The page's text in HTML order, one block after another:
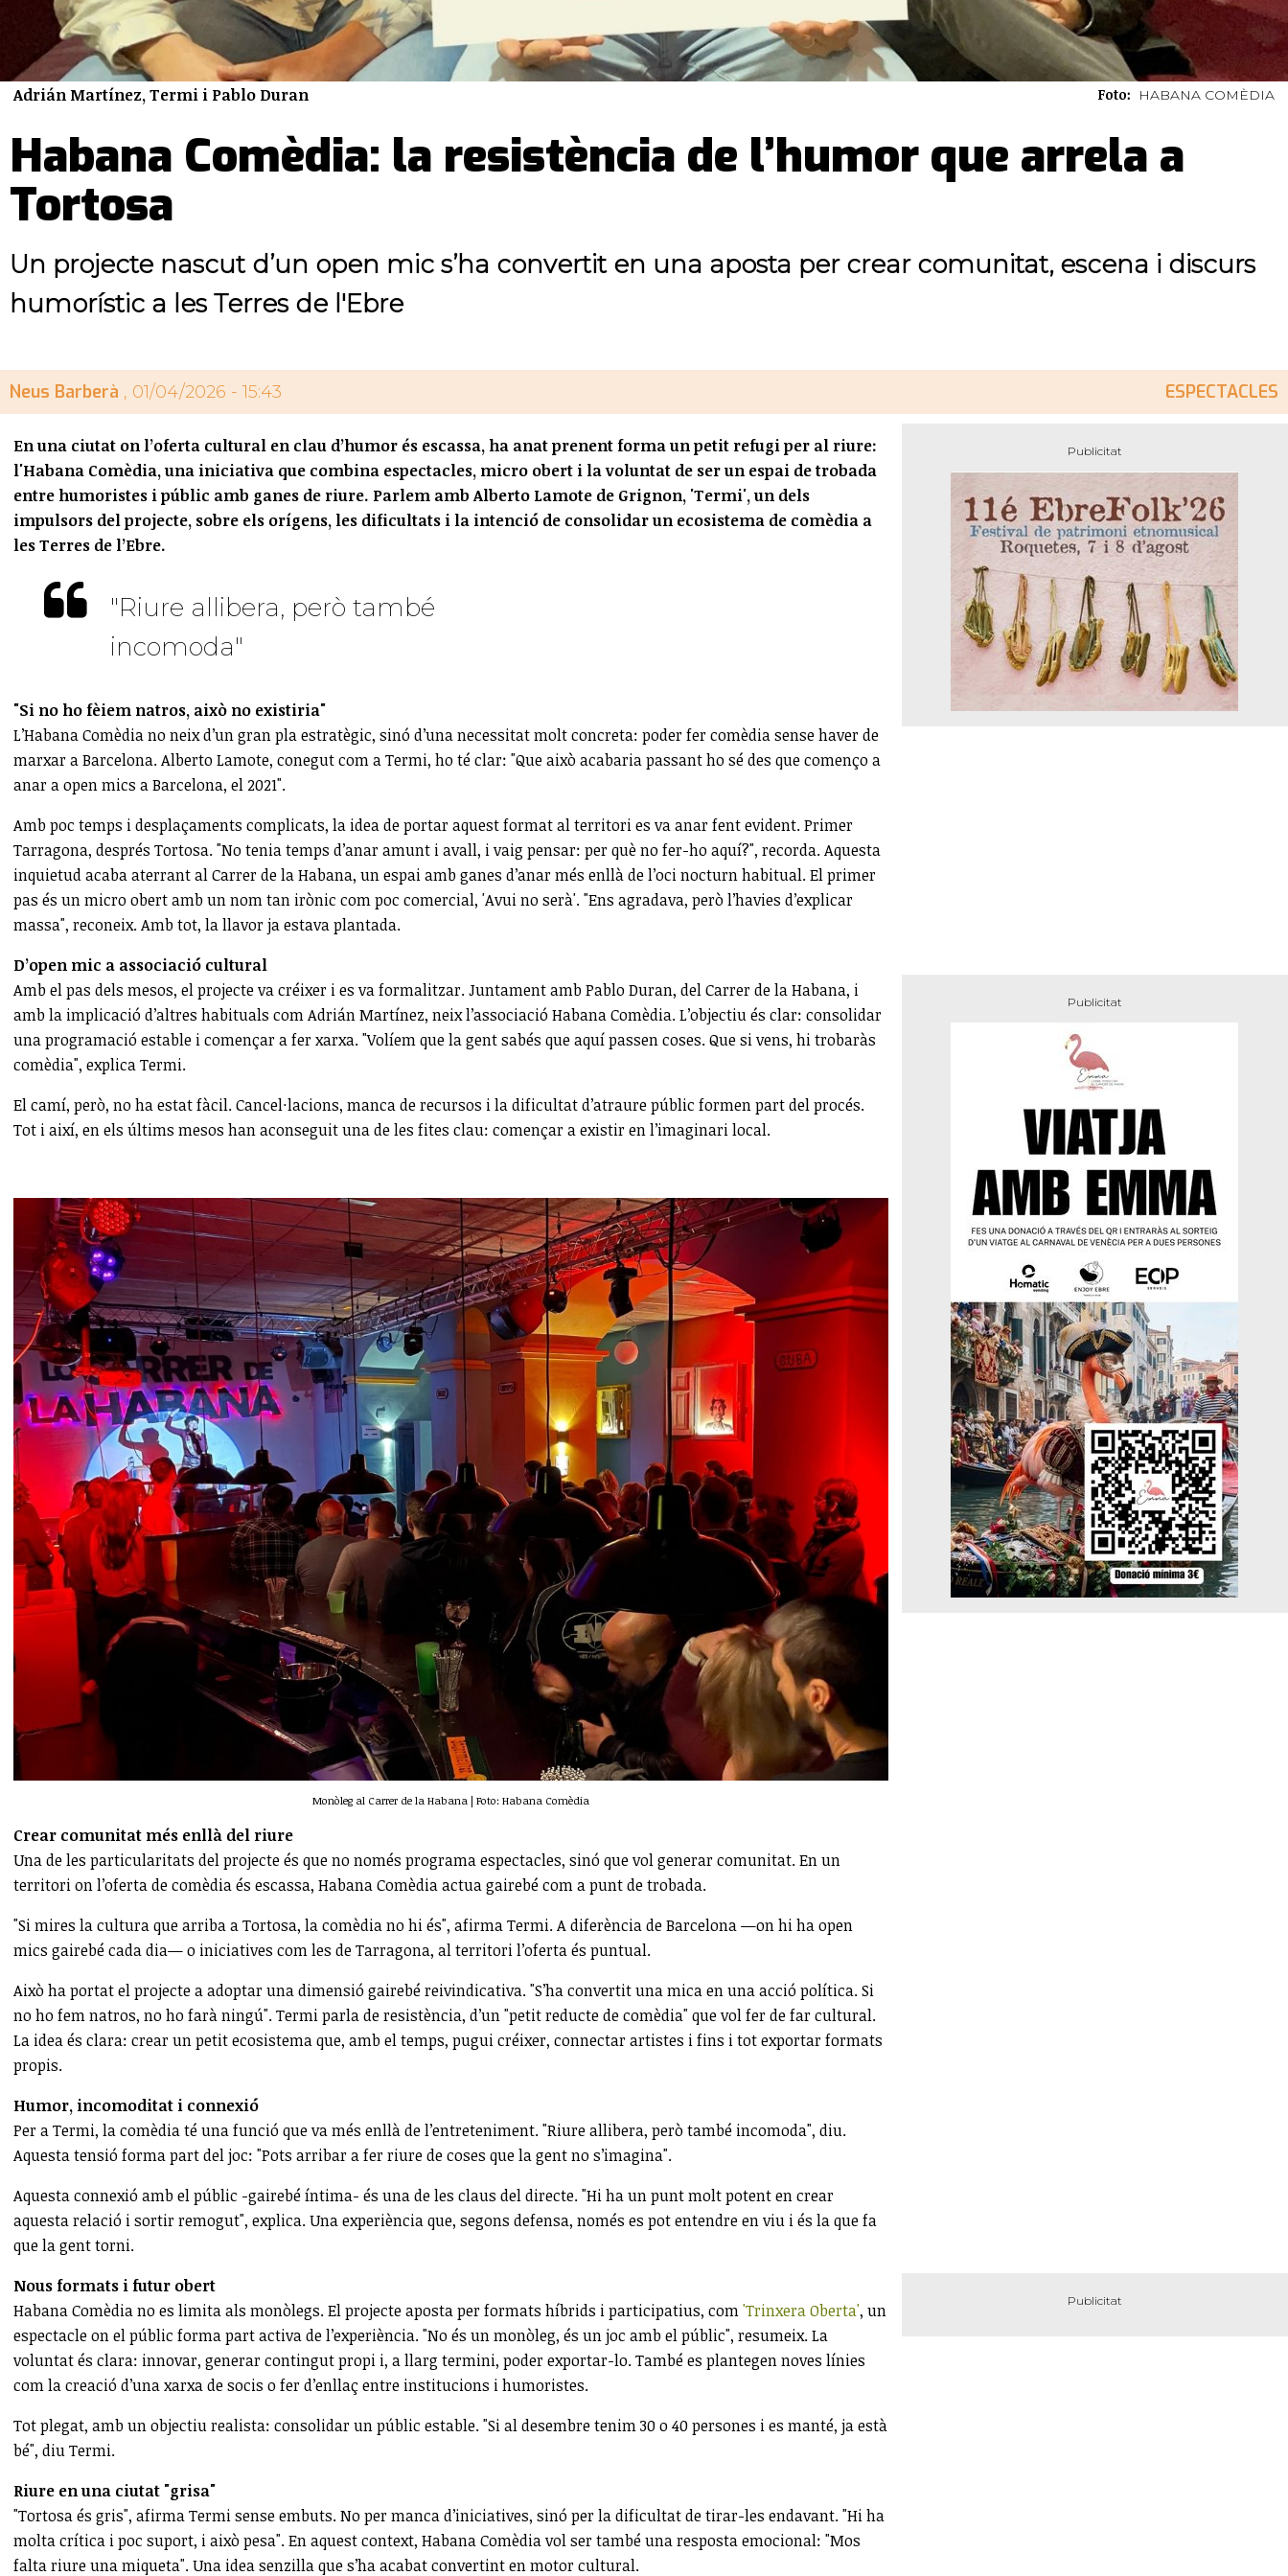
Foto: HABANA COMÈDIA
Adrián Martínez, Termi i Pablo Duran
Habana Comèdia: la resistència de l’humor que arrela a
Tortosa
Un projecte nascut d’un open mic s’ha convertit en una aposta per crear comunitat, escena i discurs
humorístic a les Terres de l'Ebre
Neus Barberà , 01/04/2026 - 15:43 ESPECTACLES
En una ciutat on l’oferta cultural en clau d’humor és escassa, ha anat prenent forma un petit refugi per al riure:
l'Habana Comèdia, una iniciativa que combina espectacles, micro obert i la voluntat de ser un espai de trobada
entre humoristes i públic amb ganes de riure. Parlem amb Alberto Lamote de Grignon, 'Termi', un dels
impulsors del projecte, sobre els orígens, les dificultats i la intenció de consolidar un ecosistema de comèdia a
les Terres de l’Ebre.
"Riure allibera, però també
incomoda"
"Si no ho fèiem natros, això no existiria"
L’Habana Comèdia no neix d’un gran pla estratègic, sinó d’una necessitat molt concreta: poder fer comèdia sense haver de
marxar a Barcelona. Alberto Lamote, conegut com a Termi, ho té clar: "Que això acabaria passant ho sé des que començo a
anar a open mics a Barcelona, el 2021".
Amb poc temps i desplaçaments complicats, la idea de portar aquest format al territori es va anar fent evident. Primer
Tarragona, després Tortosa. "No tenia temps d’anar amunt i avall, i vaig pensar: per què no fer-ho aquí?", recorda. Aquesta
inquietud acaba aterrant al Carrer de la Habana, un espai amb ganes d’anar més enllà de l’oci nocturn habitual. El primer
pas és un micro obert amb un nom tan irònic com poc comercial, 'Avui no serà'. "Ens agradava, però l’havies d’explicar
massa", reconeix. Amb tot, la llavor ja estava plantada.
D’open mic a associació cultural
Amb el pas dels mesos, el projecte va créixer i es va formalitzar. Juntament amb Pablo Duran, del Carrer de la Habana, i
amb la implicació d’altres habituals com Adrián Martínez, neix l’associació Habana Comèdia. L’objectiu és clar: consolidar
una programació estable i començar a fer xarxa. "Volíem que la gent sabés que aquí passen coses. Que si vens, hi trobaràs
comèdia", explica Termi.
El camí, però, no ha estat fàcil. Cancel·lacions, manca de recursos i la dificultat d’atraure públic formen part del procés.
Tot i així, en els últims mesos han aconseguit una de les fites clau: començar a existir en l’imaginari local.
Monòleg al Carrer de la Habana | Foto: Habana Comèdia
Crear comunitat més enllà del riure
Una de les particularitats del projecte és que no només programa espectacles, sinó que vol generar comunitat. En un
territori on l’oferta de comèdia és escassa, Habana Comèdia actua gairebé com a punt de trobada.
"Si mires la cultura que arriba a Tortosa, la comèdia no hi és", afirma Termi. A diferència de Barcelona —on hi ha open
mics gairebé cada dia— o iniciatives com les de Tarragona, al territori l’oferta és puntual.
Això ha portat el projecte a adoptar una dimensió gairebé reivindicativa. "S’ha convertit una mica en una acció política. Si
no ho fem natros, no ho farà ningú". Termi parla de resistència, d’un "petit reducte de comèdia" que vol fer de far cultural.
La idea és clara: crear un petit ecosistema que, amb el temps, pugui créixer, connectar artistes i fins i tot exportar formats
propis.
Humor, incomoditat i connexió
Per a Termi, la comèdia té una funció que va més enllà de l’entreteniment. "Riure allibera, però també incomoda", diu.
Aquesta tensió forma part del joc: "Pots arribar a fer riure de coses que la gent no s’imagina".
Aquesta connexió amb el públic -gairebé íntima- és una de les claus del directe. "Hi ha un punt molt potent en crear
aquesta relació i sortir remogut", explica. Una experiència que, segons defensa, només es pot entendre en viu i és la que fa
que la gent torni.
Nous formats i futur obert
Habana Comèdia no es limita als monòlegs. El projecte aposta per formats híbrids i participatius, com'Trinxera Oberta', un
espectacle on el públic forma part activa de l’experiència. "No és un monòleg, és un joc amb el públic", resumeix. La
voluntat és clara: innovar, generar contingut propi i, a llarg termini, poder exportar-lo. També es plantegen noves línies
com la creació d’una xarxa de socis o fer d’enllaç entre institucions i humoristes.
Tot plegat, amb un objectiu realista: consolidar un públic estable. "Si al desembre tenim 30 o 40 persones i es manté, ja està
bé", diu Termi.
Riure en una ciutat "grisa"
"Tortosa és gris", afirma Termi sense embuts. No per manca d’iniciatives, sinó per la dificultat de tirar-les endavant. "Hi ha
molta crítica i poc suport, i això pesa". En aquest context, Habana Comèdia vol ser també una resposta emocional: "Mos
falta riure una miqueta". Una idea senzilla que s’ha acabat convertint en motor cultural.